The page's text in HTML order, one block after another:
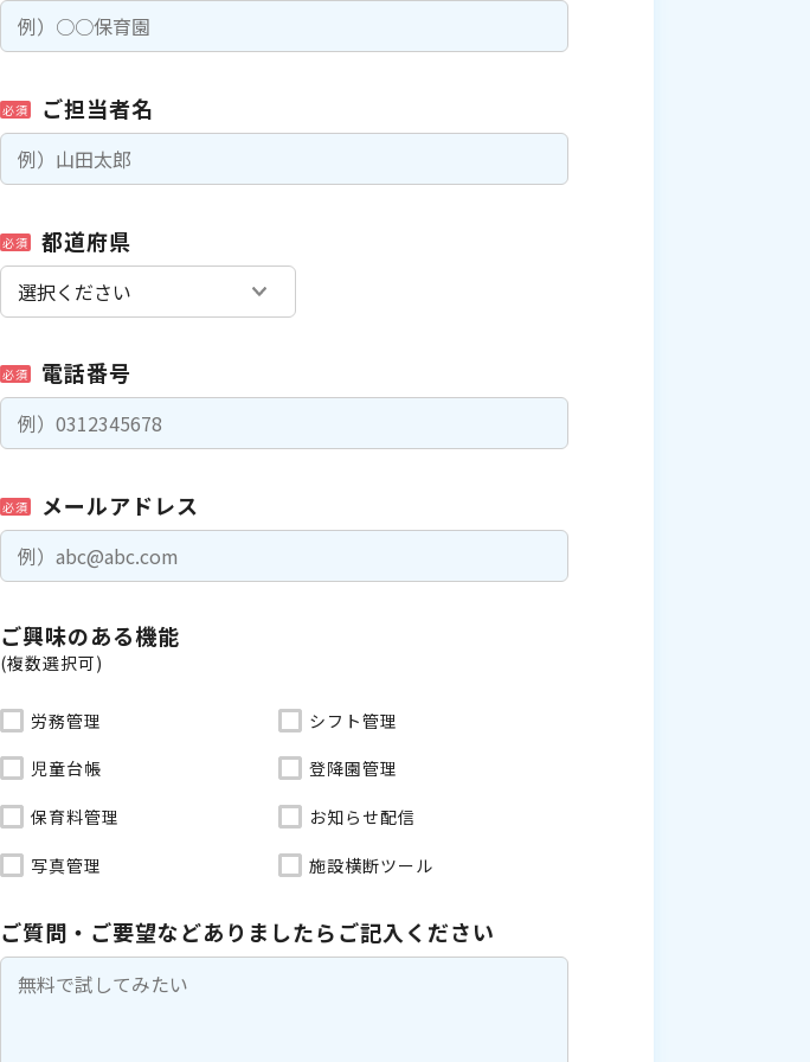
必須 ご担当者名
必須 都道府県
必須 電話番号
必須 メールアドレス
ご興味のある機能
(複数選択可)
労務管理 シフト管理
児童台帳 登降園管理
保育料管理 お知らせ配信
写真管理 施設横断ツール
ご質問・ご要望などありましたらご記入ください